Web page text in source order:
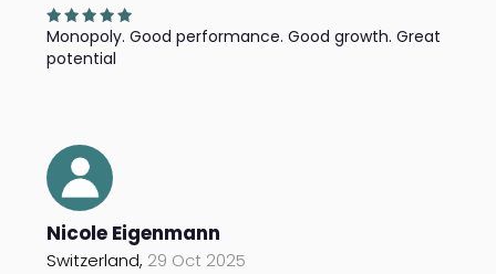
Monopoly. Good performance. Good growth. Great
potential
Nicole Eigenmann
Switzerland, 29 Oct 2025